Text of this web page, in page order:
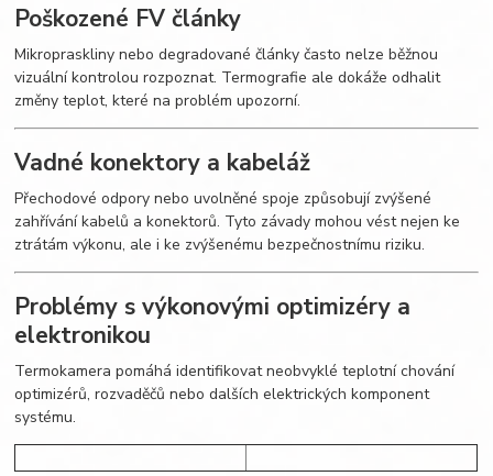
Poškozené FV články
Mikropraskliny nebo degradované články často nelze běžnou
vizuální kontrolou rozpoznat. Termografie ale dokáže odhalit
změny teplot, které na problém upozorní.
Vadné konektory a kabeláž
Přechodové odpory nebo uvolněné spoje způsobují zvýšené
zahřívání kabelů a konektorů. Tyto závady mohou vést nejen ke
ztrátám výkonu, ale i ke zvýšenému bezpečnostnímu riziku.
Problémy s výkonovými optimizéry a
elektronikou
Termokamera pomáhá identifikovat neobvyklé teplotní chování
optimizérů, rozvaděčů nebo dalších elektrických komponent
systému.